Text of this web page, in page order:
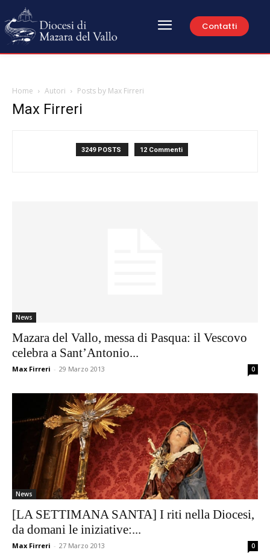
Contatti
Home Autori Posts by Max Firreri
Max Firreri
3249 POSTS 12 Commenti
News
Mazara del Vallo, messa di Pasqua: il Vescovo
celebra a Sant’Antonio...
Max Firreri - 29 Marzo 2013 0
News
[LA SETTIMANA SANTA] I riti nella Diocesi,
da domani le iniziative:...
Max Firreri - 27 Marzo 2013 0